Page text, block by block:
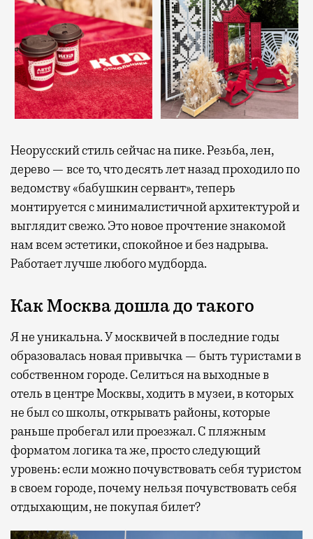
Неорусский стиль сейчас на пике. Резьба, лен,
дерево — все то, что десять лет назад проходило по
ведомству «бабушкин сервант», теперь
монтируется с минималистичной архитектурой и
выглядит свежо. Это новое прочтение знакомой
нам всем эстетики, спокойное и без надрыва.
Работает лучше любого мудборда.
Как Москва дошла до такого
Я не уникальна. У москвичей в последние годы
образовалась новая привычка — быть туристами в
собственном городе. Селиться на выходные в
отель в центре Москвы, ходить в музеи, в которых
не был со школы, открывать районы, которые
раньше пробегал или проезжал. С пляжным
форматом логика та же, просто следующий
уровень: если можно почувствовать себя туристом
в своем городе, почему нельзя почувствовать себя
отдыхающим, не покупая билет?